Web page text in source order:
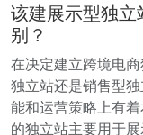
该建展示型独
别？
在决定建立跨境电
独立站还是销售型
能和运营策略上有
的独立站主要用于